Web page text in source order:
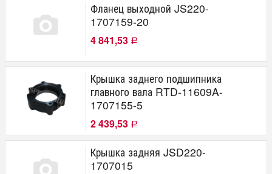
Фланец выходной JS220-
1707159-20
4 841,53 Р
Крышка заднего подшипника
главного вала RTD-11609A-
1707155-5
2 439,53 Р
Крышка задняя JSD220-
1707015